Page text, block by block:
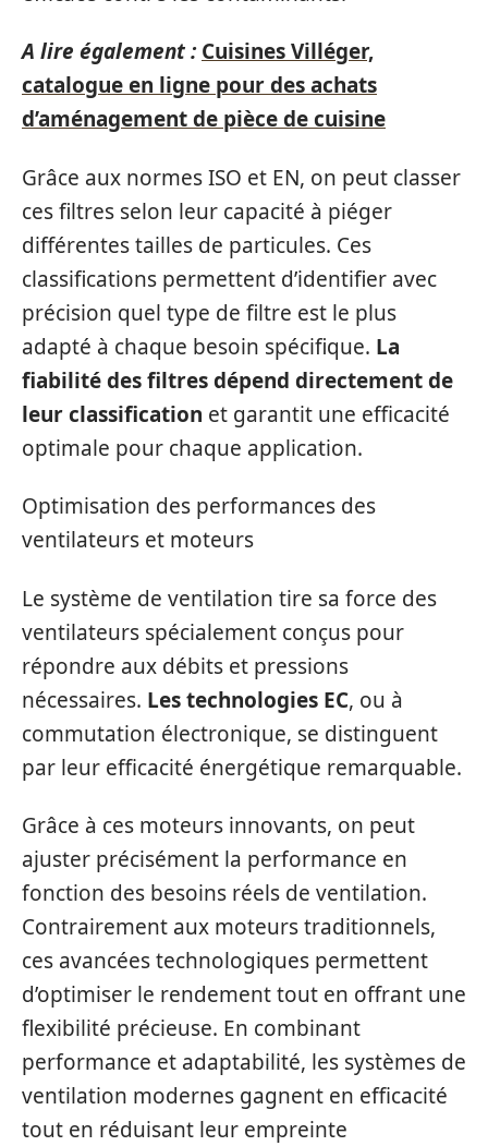
A lire également : Cuisines Villéger,
catalogue en ligne pour des achats
d’aménagement de pièce de cuisine
Grâce aux normes ISO et EN, on peut classer
ces filtres selon leur capacité à piéger
différentes tailles de particules. Ces
classifications permettent d’identifier avec
précision quel type de filtre est le plus
adapté à chaque besoin spécifique. La
fiabilité des filtres dépend directement de
leur classification et garantit une efficacité
optimale pour chaque application.
Optimisation des performances des
ventilateurs et moteurs
Le système de ventilation tire sa force des
ventilateurs spécialement conçus pour
répondre aux débits et pressions
nécessaires. Les technologies EC, ou à
commutation électronique, se distinguent
par leur efficacité énergétique remarquable.
Grâce à ces moteurs innovants, on peut
ajuster précisément la performance en
fonction des besoins réels de ventilation.
Contrairement aux moteurs traditionnels,
ces avancées technologiques permettent
d’optimiser le rendement tout en offrant une
flexibilité précieuse. En combinant
performance et adaptabilité, les systèmes de
ventilation modernes gagnent en efficacité
tout en réduisant leur empreinte